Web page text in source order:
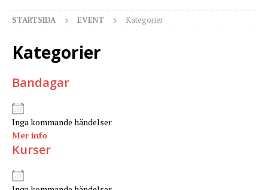
STARTSIDA EVENT Kategorier
Kategorier
Bandagar
Inga kommande händelser
Mer info
Kurser